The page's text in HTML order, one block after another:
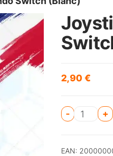
2,90 €
- +
EAN: